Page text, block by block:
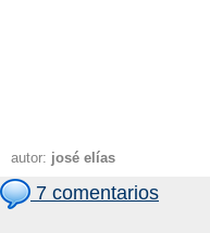
autor: josé elías
7 comentarios